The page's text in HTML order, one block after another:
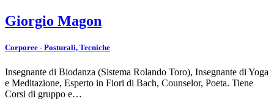
Giorgio Magon
Corporee - Posturali, Tecniche
Insegnante di Biodanza (Sistema Rolando Toro), Insegnante di Yoga
e Meditazione, Esperto in Fiori di Bach, Counselor, Poeta. Tiene
Corsi di gruppo e…